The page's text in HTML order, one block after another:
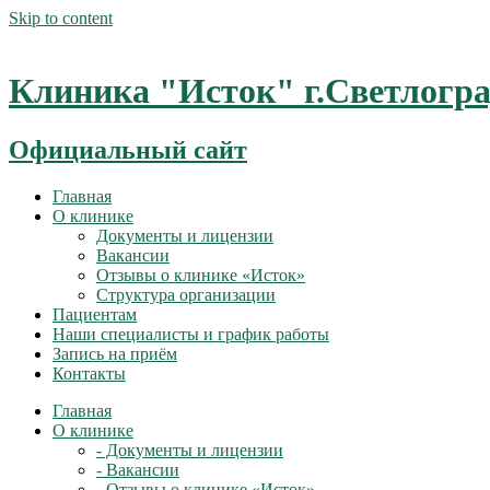
Skip to content
Клиника "Исток"
Официальный сайт
Главная
О клинике
Документы и лицензии
Вакансии
Отзывы о клинике «Исток»
Структура организации
Пациентам
Наши специалисты и график работы
Запись на приём
Контакты
Главная
О клинике
- Документы и лицензии
- Вакансии